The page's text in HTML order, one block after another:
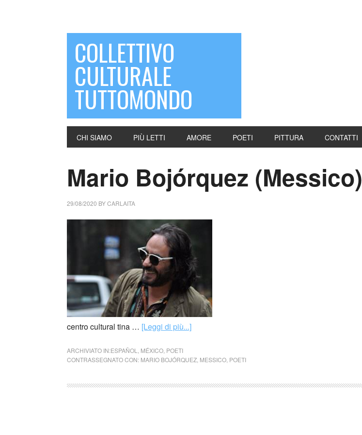
COLLETTIVO
CULTURALE
TUTTOMONDO
CHI SIAMO PIÙ LETTI AMORE POETI PITTURA CONTATTI
Mario Bojórquez (Messico)
29/08/2020 BYCARLAITA
centro cultural tina … [Leggi di più...]
ARCHIVIATO IN:ESPAÑOL MÉXICO POETI
CONTRASSEGNATO CON: MARIO BOJÓRQUEZ MESSICO POETI